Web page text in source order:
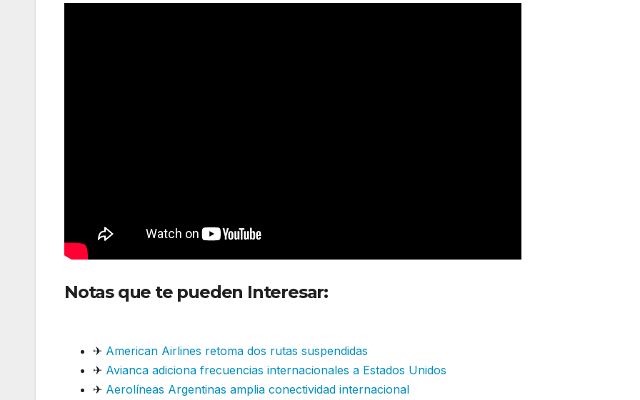
Notas que te pueden Interesar:
✈ American Airlines retoma dos rutas suspendidas
✈ Avianca adiciona frecuencias internacionales a Estados Unidos
✈ Aerolíneas Argentinas amplia conectividad internacional